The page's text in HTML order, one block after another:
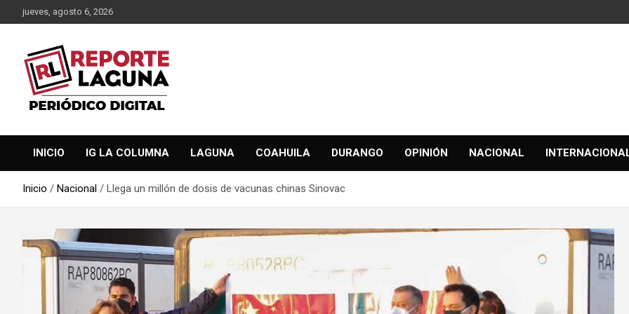
Saltar
al
jueves, agosto 6, 2026
Reporte Laguna
INICIO IG LA COLUMNA LAGUNA COAHUILA DURANGO OPINIÓN NACIONAL
Inicio Nacional Llega un millón de dosis de vacunas chinas Sinovac